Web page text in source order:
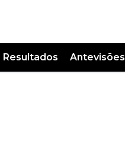
Resultados Antevisões